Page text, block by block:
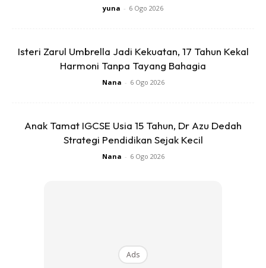
menghantar tiga cucunya ke Sekolah Kebangsaan (SK)
Padang Pohon Tanjong dan tadika menaiki motosikal.
sekolah. Membesarkan empat cucu ini sudah menjadi
tanggungjawab saya, nak harapkan kepada anak-anak
bantu, mereka pun saya jaga.
Ads
yuna - 6 Ogo 2026
Isteri Zarul Umbrella Jadi Kekuatan, 17 Tahun Kekal
Harmoni Tanpa Tayang Bahagia
Nana - 6 Ogo 2026
Anak Tamat IGCSE Usia 15 Tahun, Dr Azu Dedah
Strategi Pendidikan Sejak Kecil
Nana - 6 Ogo 2026
Ads